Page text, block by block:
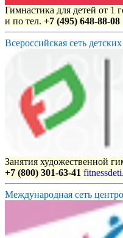
Гимнастика для детей от 1
и по тел. +7 (495) 648-88-08
Всероссийская сеть
Занятия художественной
+7 (800) 301-63-41
Международная сеть